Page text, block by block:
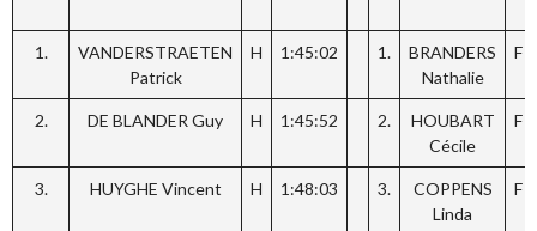
1.
VANDERSTRAETEN
Patrick
H 1:45:02 1.
BRANDERS
Nathalie
F
2. DE BLANDER Guy H 1:45:52 2.
HOUBART
Cécile
F
3. HUYGHE Vincent H 1:48:03 3.
COPPENS
Linda
F